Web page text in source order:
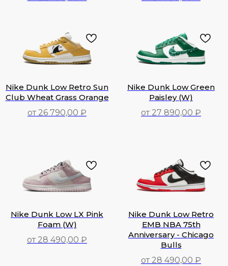
Nike Dunk Low Retro Sun
Club Wheat Grass Orange
от 26 790,00 ₽
Nike Dunk Low Green
Paisley (W)
от 27 890,00 ₽
Nike Dunk Low LX Pink
Foam (W)
от 28 490,00 ₽
Nike Dunk Low Retro
EMB NBA 75th
Anniversary - Chicago
Bulls
от 28 490,00 ₽